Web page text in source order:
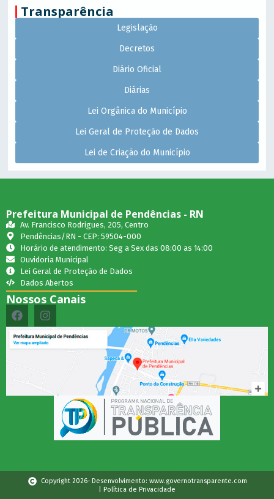
Transparência
Legislação
Decretos
Diário Oficial
Diárias
Lei Orgânica do Município
Lei Geral de Proteção de Dados
Lei de Criação do Município
Prefeitura Municipal de Pendências - RN
Av. Francisco Rodrigues, 205, Centro
Pendências/RN - CEP: 59504-000
Horário de atendimento: Seg a Sex das 08:00 as 14:00
Ouvidoria Municipal
Lei Geral de Proteção de Dados
Dados Abertos
Nossos Canais
Copyright 2026- Desenvolvimento: www.governotransparente.com
| Política de Privacidade